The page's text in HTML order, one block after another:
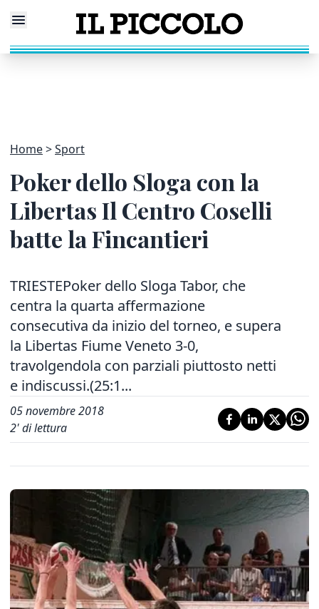
Home Sport
Poker dello Sloga con la
Libertas Il Centro Coselli
batte la Fincantieri
TRIESTEPoker dello Sloga Tabor, che
centra la quarta affermazione
consecutiva da inizio del torneo, e supera
la Libertas Fiume Veneto 3-0,
travolgendola con parziali piuttosto netti
e indiscussi.(25:1...
05 novembre 2018
2' di lettura